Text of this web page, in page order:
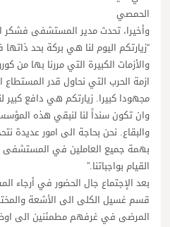
الحمصي
وأخيرا، تحدث مدير المستشفى فشكر
“زيارتكم اليوم لنا هي بركة بحد
والأزمات الكبيرة التي مررنا بها من
ازمة الحرب التي نحاول قدر
مجهودا كبيرا. زيارتكم هي دافع كبير
وان تكون سنداً لنا لنبقي هذه
والبقاع. نحن بحاجة الى امور عديدة
بهمة جميع العاملين في المستشفى
القيام بواجباتنا.”
بعد الإجتماع جال الحضور في أرجاء
قسم غسيل الكلى الى الأشعة
المرضى في غرفهم مطمئنين الى